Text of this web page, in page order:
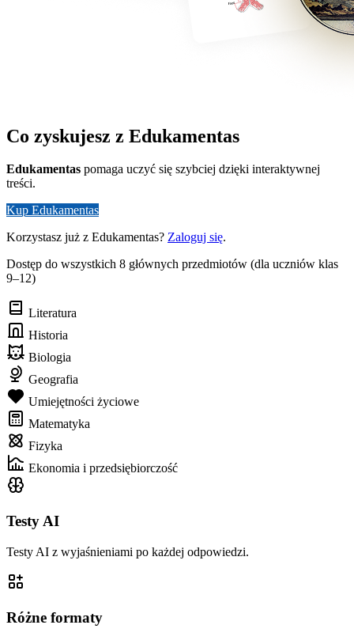
Co zyskujesz z Edukamentas
Edukamentas pomaga uczyć się szybciej dzięki interaktywnej
treści.
Kup Edukamentas
Korzystasz już z Edukamentas? Zaloguj się.
Dostęp do wszystkich 8 głównych przedmiotów (dla uczniów klas
9–12)
Literatura
Historia
Biologia
Geografia
Umiejętności życiowe
Matematyka
Fizyka
Ekonomia i przedsiębiorczość
Testy AI
Testy AI z wyjaśnieniami po każdej odpowiedzi.
Różne formaty